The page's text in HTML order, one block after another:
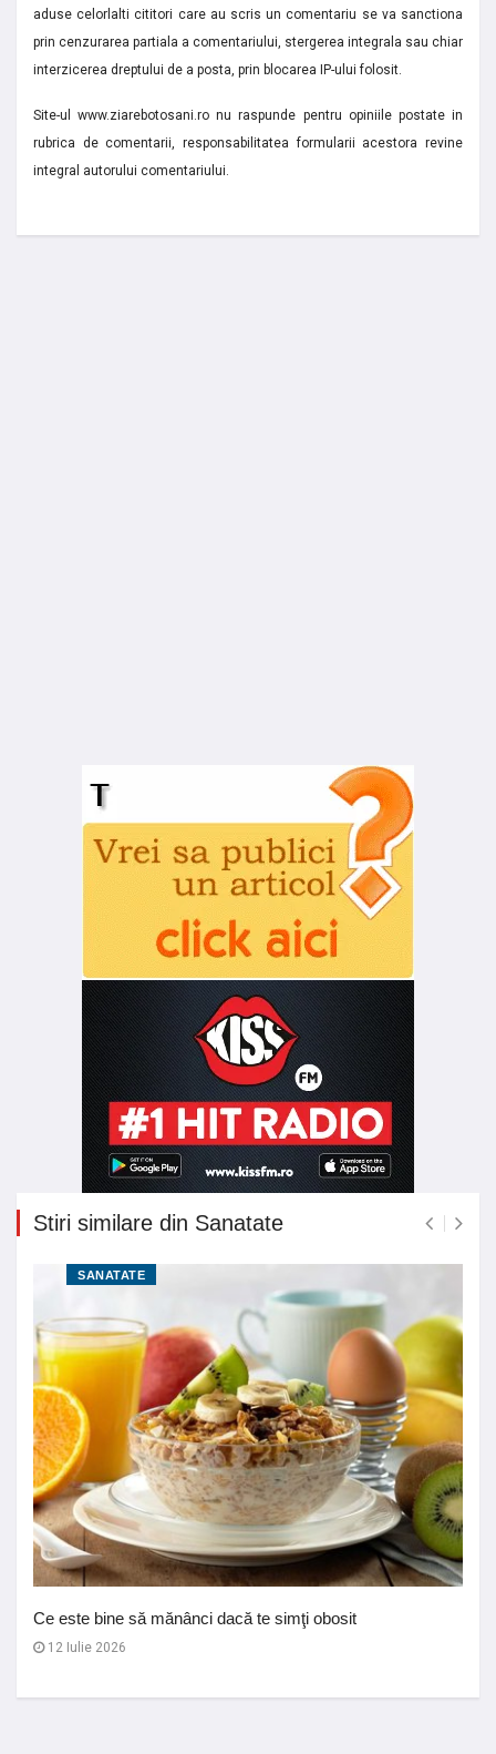
aduse celorlalti cititori care au scris un comentariu se va sanctiona
prin cenzurarea partiala a comentariului, stergerea integrala sau chiar
interzicerea dreptului de a posta, prin blocarea IP-ului folosit.
Site-ul www.ziarebotosani.ro nu raspunde pentru opiniile postate in
rubrica de comentarii, responsabilitatea formularii acestora revine
integral autorului comentariului.
Stiri similare din Sanatate
SANATATE
Ce este bine să mănânci dacă te simţi obosit
12 Iulie 2026